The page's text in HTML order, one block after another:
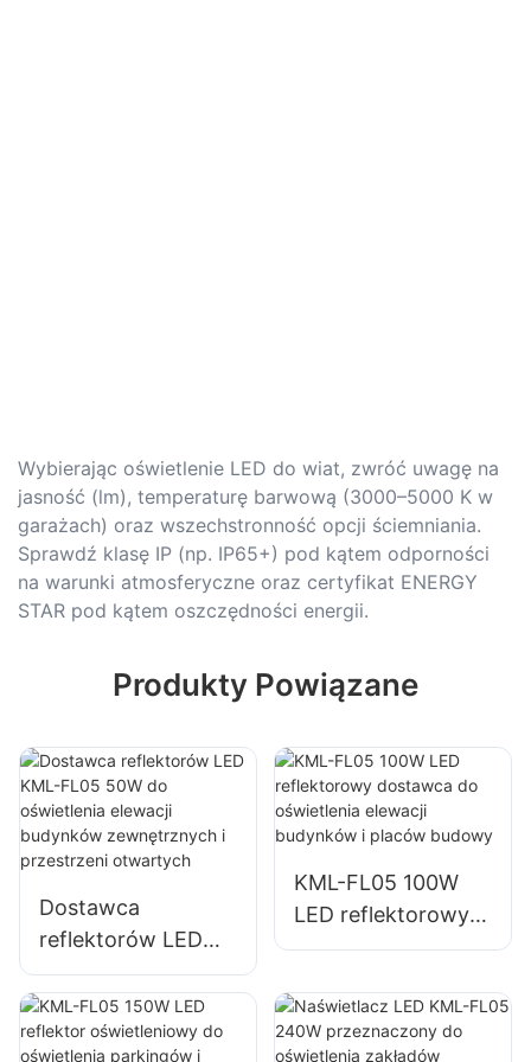
Wybierając oświetlenie LED do wiat, zwróć uwagę na
jasność (lm), temperaturę barwową (3000–5000 K w
garażach) oraz wszechstronność opcji ściemniania.
Sprawdź klasę IP (np. IP65+) pod kątem odporności
na warunki atmosferyczne oraz certyfikat ENERGY
STAR pod kątem oszczędności energii.
Produkty Powiązane
Dostawca
reflektorów LED
KML-FL05 50W do
oświetlenia elewacji
budynków
KML-FL05 100W
LED reflektorowy
dostawca do
budynków i placów
budowy